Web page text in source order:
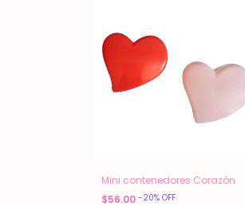
Mini contenedores Corazón
$56.00 -20% OFF